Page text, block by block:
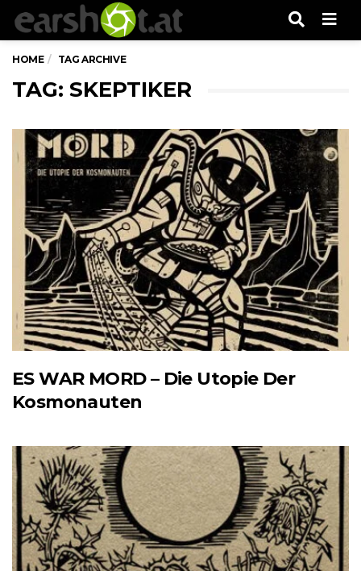
HOME TAG ARCHIVE
TAG: SKEPTIKER
ES WAR MORD – Die Utopie Der
Kosmonauten